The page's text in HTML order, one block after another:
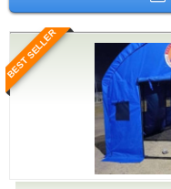
BEST SELLER